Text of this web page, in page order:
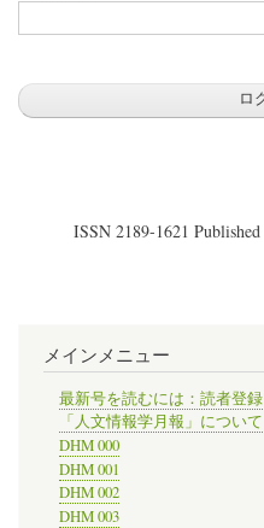
ISSN 2189-1621
メインメニュー
最新号を読むには：読者登録
「人文情報学月報」について
DHM 000
DHM 001
DHM 002
DHM 003